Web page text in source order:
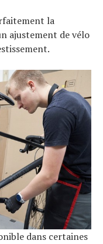
la
ajustement de vélo
dans certaines